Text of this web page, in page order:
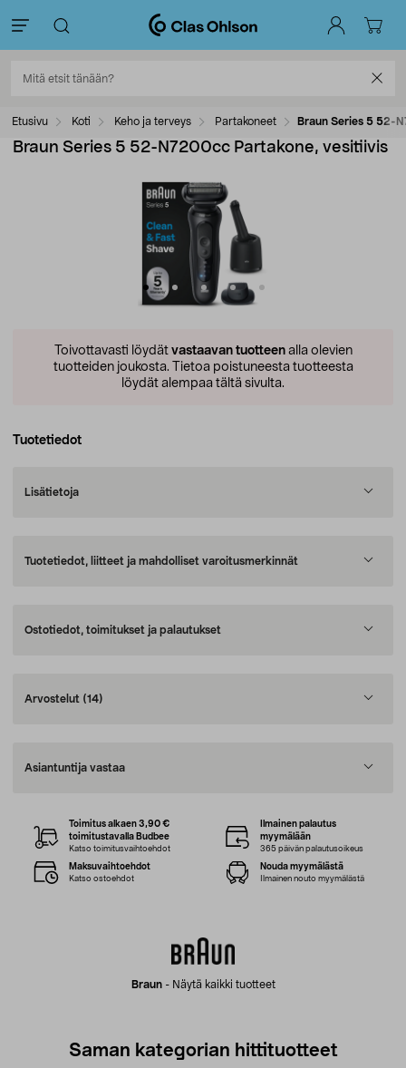
Etusivu Koti Keho ja terveys Partakoneet Braun Series 5 52-
Braun Series 5 52-N7200cc Partakone, vesitiivis
Toivottavasti löydät vastaavan tuotteenalla olevien
tuotteiden joukosta. Tietoa poistuneesta tuotteesta
löydät alempaa tältä sivulta.
Tuotetiedot
Lisätietoja
Tuotetiedot, liitteet ja mahdolliset varoitusmerkinnät
Ostotiedot, toimitukset ja palautukset
Arvostelut (14)
Asiantuntija vastaa
Braun- Näytä kaikki tuotteet
Toimitus alkaen 3,90 €
toimitustavalla Budbee
Katso toimitusvaihtoehdot
Ilmainen palautus
myymälään
365 päivän palautusoikeus
Maksuvaihtoehdot
Katso ostoehdot
Nouda myymälästä
Ilmainen nouto myymälästä
Saman kategorian hittituotteet